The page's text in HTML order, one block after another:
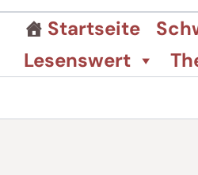
Startseite
Lesenswert